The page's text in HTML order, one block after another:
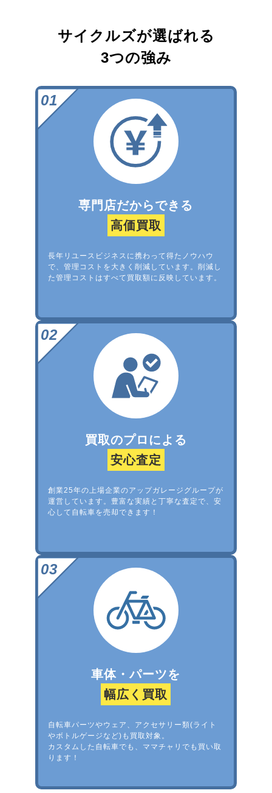
サイクルズが選ばれる
3つの強み
専門店だからできる
高価買取
長年リユースビジネスに携わって得たノウハウ
で、管理コストを大きく削減しています。削減し
た管理コストはすべて買取額に反映しています。
買取のプロによる
安心査定
創業25年の上場企業のアップガレージグループが
運営しています。豊富な実績と丁寧な査定で、安
心して自転車を売却できます！
車体・パーツを
幅広く買取
自転車パーツやウェア、アクセサリー類(ライト
やボトルゲージなど)も買取対象。
カスタムした自転車でも、ママチャリでも買い取
ります！